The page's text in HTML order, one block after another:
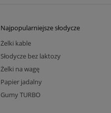
Najpopularniejsze słodycze
Żelki kable
Słodycze bez laktozy
Żelki na wagę
Papier jadalny
Gumy TURBO